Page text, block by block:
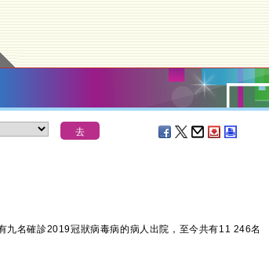
名確診2019冠狀病毒病的病人出院，至今共有11 246名